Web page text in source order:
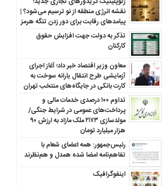
نقشه انرژی منطقه‌ از نو ترسیم می‌شود؟ |
پیامدهای رقابت برای دور زدن تنگه هرمز
تذکر به دولت جهت افزایش حقوق
کارکنان ‌
معاون وزیر اقتصاد خبر داد؛ آغاز اجرای
آزمایشی طرح انتقال یارانه سوخت به
کارت بانکی در جایگاه‌های منتخب تهران
تداوم ۱۰۰ درصدی خدمات مالی و
پرداخت‌های عمومی در شرایط جنگی/
مولدسازی ۲۱۷۳ ملک مازاد به ارزش ۹۰
هزار میلیارد تومان
رئیس‌جمهور: همه اعضای شعام با
تفاهم‌نامه امضا شده همدل و هم‌نظرند
اینفوگرافیک